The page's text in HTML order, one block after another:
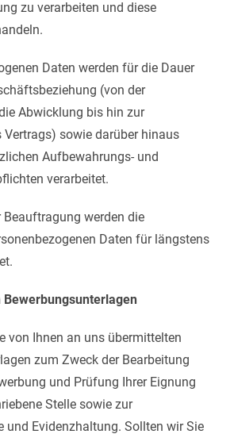
zu verarbeiten und diese
Daten werden für die Dauer
(von der
Abwicklung bis hin zur
Vertrags) sowie darüber hinaus
Aufbewahrungs- und
verarbeitet.
werden die
Daten für längstens
von Ihnen an uns übermittelten
zum Zweck der Bearbeitung
und Prüfung Ihrer Eignung
Stelle sowie zur
und Evidenzhaltung. Sollten wir Sie